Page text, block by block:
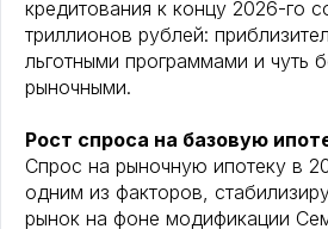
кредитования к концу 2026-го
триллионов рублей:
льготными программами и чуть
рыночными.
Рост спроса на базовую
Спрос на рыночную ипотеку в
одним из факторов,
рынок на фоне модификации